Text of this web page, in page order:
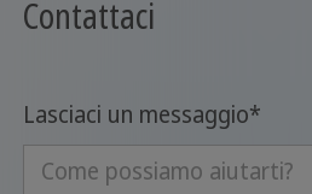
Contattaci
Lasciaci un messaggio*